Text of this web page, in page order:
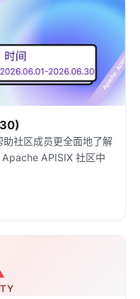
社区成员更全面地了解
APISIX 社区中